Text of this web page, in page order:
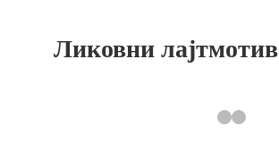
Ликовни лајтмотив